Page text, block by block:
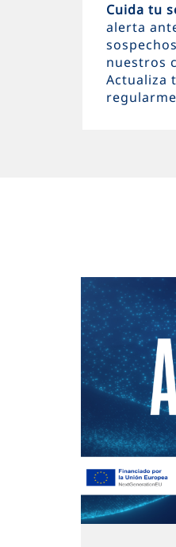
Cuida tu
alerta
nuestros
Actualiza